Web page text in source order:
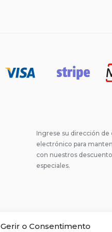
Gerir o Consentimento
Ingrese su dirección de
electrónico para
con nuestros
especiales.